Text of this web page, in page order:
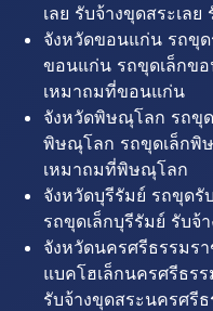
เลย รับจ้างขุดสระเลย
จังหวัดขอนแก่น รถขุ
ขอนแก่น รถขุดเล็กข
เหมาถมที่ขอนแก่น
จังหวัดพิษณุโลก รถขุ
พิษณุโลก รถขุดเล็กพิ
เหมาถมที่พิษณุโลก
จังหวัดบุรีรัมย์ รถขุดรั
รถขุดเล็กบุรีรัมย์ รับจ้
จังหวัดนครศรีธรรมร
แบคโฮเล็กนครศรีธร
รับจ้างขุดสระนครศรี